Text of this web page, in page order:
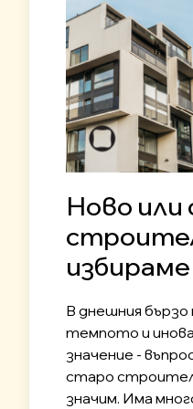
Ново или
В днешния
темпото и
значение -
старо
значим. Има